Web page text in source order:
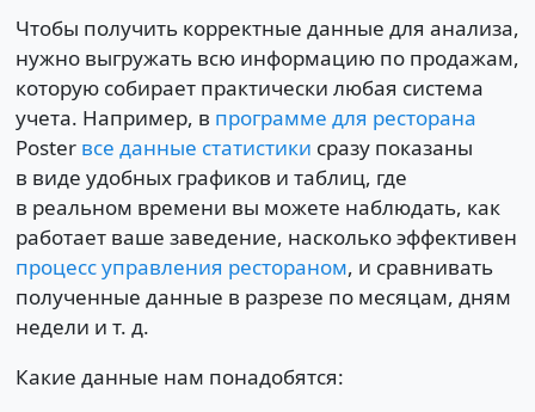
Чтобы получить корректные данные для анализа,
нужно выгружать всю информацию по продажам,
которую собирает практически любая система
учета. Например, в программе для ресторана
Poster все данные статистики сразу показаны
в виде удобных графиков и таблиц, где
в реальном времени вы можете наблюдать, как
работает ваше заведение, насколько эффективен
процесс управления рестораном, и сравнивать
полученные данные в разрезе по месяцам, дням
недели и т. д.
Какие данные нам понадобятся: